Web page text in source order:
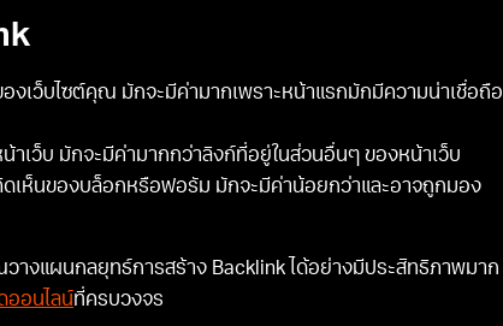
งเว็บไซต์คุณ มักจะมีค่ามากเพราะหน้าแรกมักมีความน่าเชื่อถือ
าเว็บ มักจะมีค่ามากกว่าลิงก์ที่อยู่ในส่วนอื่นๆ ของหน้าเว็บ
เห็นของบล็อกหรือฟอรัม มักจะมีค่าน้อยกว่าและอาจถูกมอง
วางแผนกลยุทธ์การสร้าง Backlink ได้อย่างมีประสิทธิภาพมาก
ออนไลน์ที่ครบวงจร